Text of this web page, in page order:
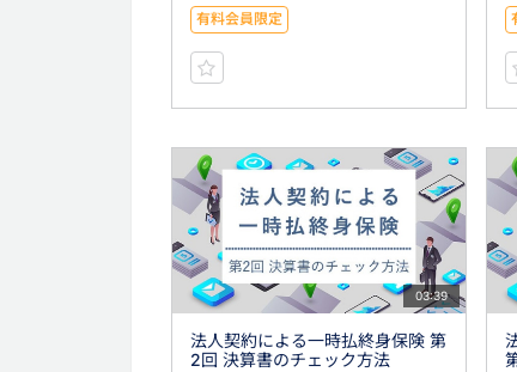
有料会員限定
03:39
法人契約による一時払終身保険 第
2回 決算書のチェック方法